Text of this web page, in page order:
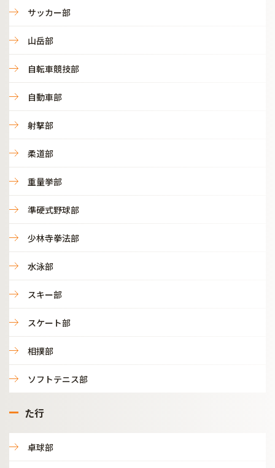
サッカー部
山岳部
自転車競技部
自動車部
射撃部
柔道部
重量挙部
準硬式野球部
少林寺拳法部
水泳部
スキー部
スケート部
相撲部
ソフトテニス部
た行
卓球部